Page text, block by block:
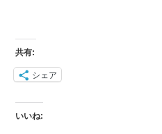
共有:
シェア
いいね: